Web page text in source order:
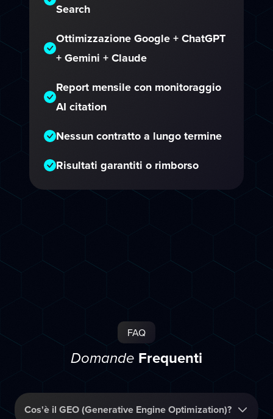
Search
Ottimizzazione Google + ChatGPT
+ Gemini + Claude
Report mensile con monitoraggio
AI citation
Nessun contratto a lungo termine
Risultati garantiti o rimborso
FAQ
Domande Frequenti
Cos'è il GEO (Generative Engine Optimization)?